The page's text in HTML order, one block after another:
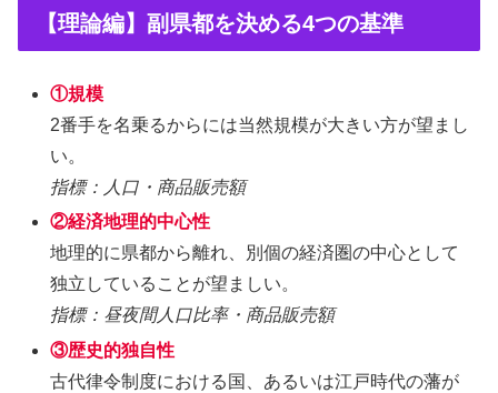
【理論編】副県都を決める4つの基準
①規模
2番手を名乗るからには当然規模が大きい方が望まし
い。
指標：人口・商品販売額
②経済地理的中心性
地理的に県都から離れ、別個の経済圏の中心として
独立していることが望ましい。
指標：昼夜間人口比率・商品販売額
③歴史的独自性
古代律令制度における国、あるいは江戸時代の藩が